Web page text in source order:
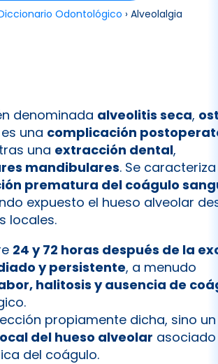
Odontológico › Alveolalgia
denominada alveolitis seca,
una complicación
una extracción dental,
mandibulares. Se
prematura del coágulo
expuesto el hueso alveolar
locales.
24 y 72 horas después de la
y persistente, a menudo
halitosis y ausencia de
propiamente dicha, sino un
del hueso alveolar
del coágulo.